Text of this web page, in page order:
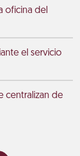
oficina del
el servicio
centralizan de